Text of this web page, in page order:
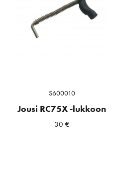
S600010
Jousi RC75X -lukkoon
30 €